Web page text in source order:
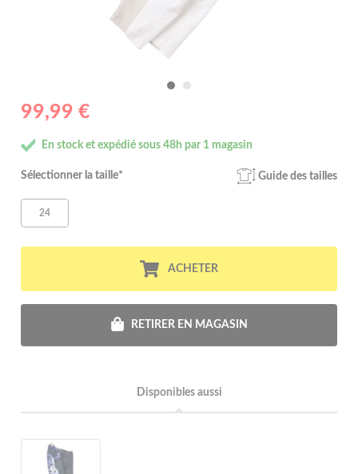
99,99 €
En stock et expédié sous 48h par 1 magasin
Sélectionner la taille* Guide des tailles
24
ACHETER
RETIRER EN MAGASIN
Disponibles aussi